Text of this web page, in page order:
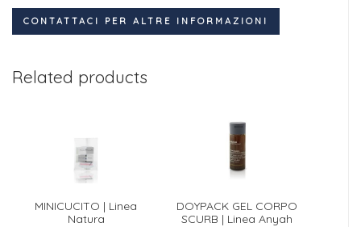
CONTATTACI PER ALTRE INFORMAZIONI
Related products
MINICUCITO | Linea
Natura
DOYPACK GEL CORPO
SCURB | Linea Anyah